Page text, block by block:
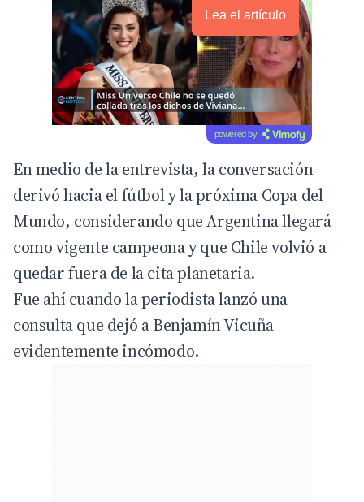
Lea el artículo
powered by
En medio de la entrevista, la conversación
derivó hacia el fútbol y la próxima Copa del
Mundo, considerando que Argentina llegará
como vigente campeona y que Chile volvió a
quedar fuera de la cita planetaria.
Fue ahí cuando la periodista lanzó una
consulta que dejó a Benjamín Vicuña
evidentemente incómodo.